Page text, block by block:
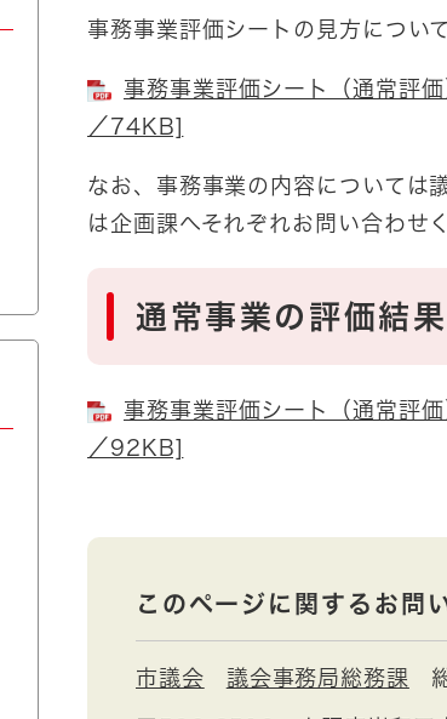
事務事業評価シートの見方につい
事務事業評価シート（通常評
／74KB]
なお、事務事業の内容については
は企画課へそれぞれお問い合わせ
通常事業の評価結果
事務事業評価シート（通常評
／92KB]
このページに関するお問
市議会 議会事務局総務課